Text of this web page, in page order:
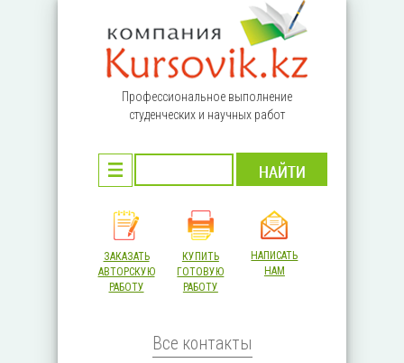
Профессиональное выполнение
студенческих и научных работ
ЗАКАЗАТЬ
АВТОРСКУЮ
РАБОТУ
КУПИТЬ
ГОТОВУЮ
РАБОТУ
НАПИСАТЬ
НАМ
Все контакты